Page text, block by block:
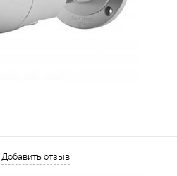
Добавить отзыв